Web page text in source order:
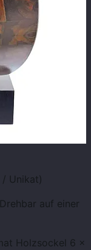
/ Unikat)
auf einer
Holzsockel 6 x